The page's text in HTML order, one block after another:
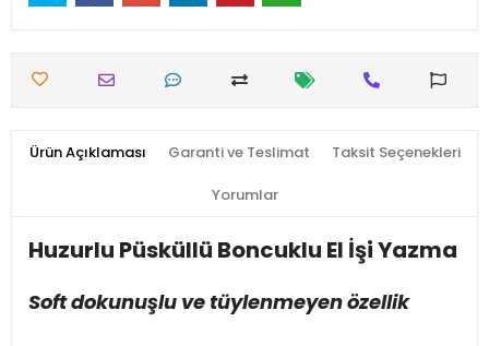
Ürün Açıklaması Garanti ve Teslimat Taksit Seçenekleri
Yorumlar
Huzurlu Püsküllü Boncuklu El İşi Yazma
Soft dokunuşlu ve tüylenmeyen özellik